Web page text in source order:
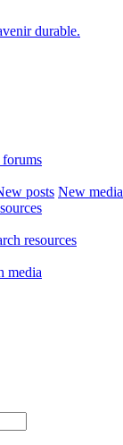
durable.
forums
posts New media
resources
media